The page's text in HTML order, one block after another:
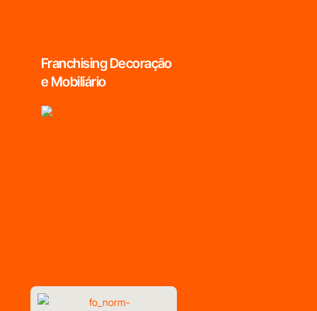
Franchising Decoração
e Mobiliário